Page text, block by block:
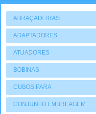
ABRAÇADEIRAS
ADAPTADORES
ATUADORES
PNEUMATIOCOS
BOBINAS
CUBOS PARA
COMPRESSORES
CONJUNTO EMBREAGEM